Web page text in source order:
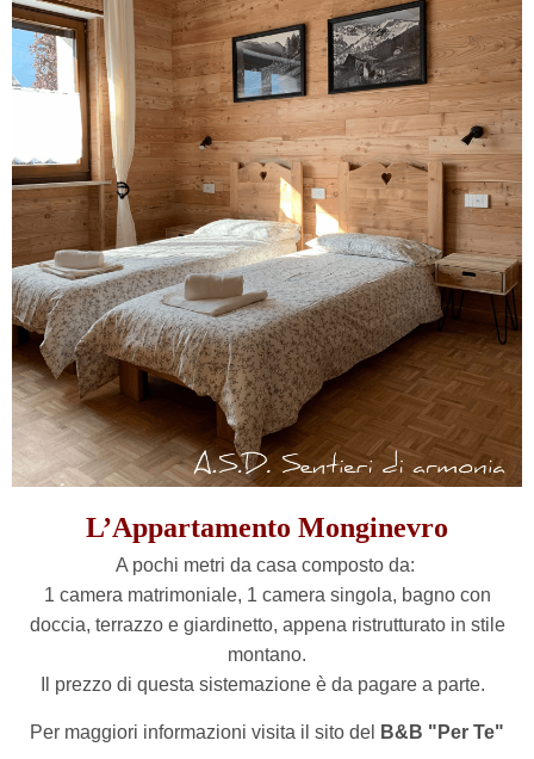
L’Appartamento Monginevro
A pochi metri da casa composto da:
1 camera matrimoniale, 1 camera singola, bagno con
doccia, terrazzo e giardinetto, appena ristrutturato in stile
montano.
Il prezzo di questa sistemazione è da pagare a parte.
Per maggiori informazioni visita il sito del B&B "Per Te"